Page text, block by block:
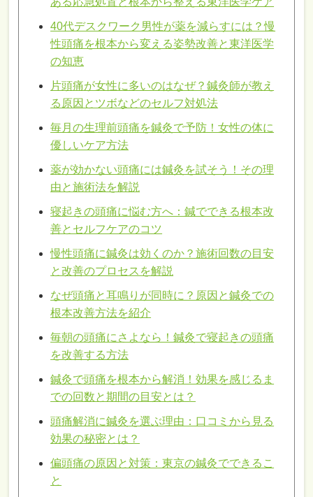
40代デスクワーク男性が薬を減らすには？慢
性頭痛を根本から変える姿勢改善と東洋医学
の知恵
片頭痛が女性に多いのはなぜ？鍼灸師が教え
る原因とツボなどのセルフ対処法
毎月の生理前頭痛を鍼灸で予防！女性の体に
優しいケア方法
薬が効かない頭痛には鍼灸を試そう！その理
由と施術法を解説
寝起きの頭痛に悩む方へ：鍼でできる根本改
善とセルフケアのコツ
慢性頭痛に鍼灸は効くのか？施術回数の目安
と改善のプロセスを解説
なぜ頭痛と耳鳴りが同時に？原因と鍼灸での
根本改善方法を紹介
毎朝の頭痛にさよなら！鍼灸で寝起きの頭痛
を改善する方法
鍼灸で頭痛を根本から解消！効果を感じるま
での回数と期間の目安とは？
頭痛解消に鍼灸を選ぶ理由：口コミから見る
効果の秘密とは？
偏頭痛の原因と対策：東京の鍼灸でできるこ
と